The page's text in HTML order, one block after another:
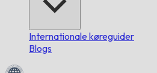
Internationale køreguider
Blogs